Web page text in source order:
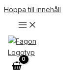
Hoppa till innehåll